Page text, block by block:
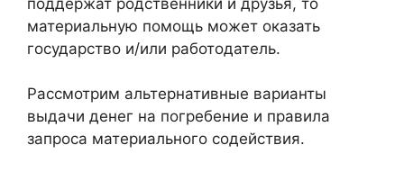
материальную помощь может оказать
государство и/или работодатель.
Рассмотрим альтернативные варианты
выдачи денег на погребение и правила
запроса материального содействия.